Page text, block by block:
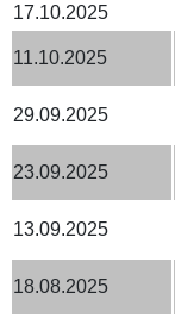
17.10.2025
11.10.2025
29.09.2025
23.09.2025
13.09.2025
18.08.2025